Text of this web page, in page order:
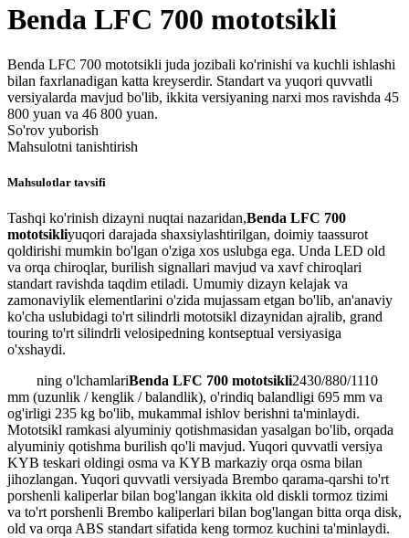
Benda LFC 700 mototsikli
Benda LFC 700 mototsikli juda jozibali ko'rinishi va kuchli ishlashi
bilan faxrlanadigan katta kreyserdir. Standart va yuqori quvvatli
versiyalarda mavjud bo'lib, ikkita versiyaning narxi mos ravishda 45
800 yuan va 46 800 yuan.
So'rov yuborish
Mahsulotni tanishtirish
Mahsulotlar tavsifi
Tashqi ko'rinish dizayni nuqtai nazaridan,Benda LFC 700
mototsikliyuqori darajada shaxsiylashtirilgan, doimiy taassurot
qoldirishi mumkin bo'lgan o'ziga xos uslubga ega. Unda LED old
va orqa chiroqlar, burilish signallari mavjud va xavf chiroqlari
standart ravishda taqdim etiladi. Umumiy dizayn kelajak va
zamonaviylik elementlarini o'zida mujassam etgan bo'lib, an'anaviy
ko'cha uslubidagi to'rt silindrli mototsikl dizaynidan ajralib, grand
touring to'rt silindrli velosipedning kontseptual versiyasiga
o'xshaydi.
ning o'lchamlariBenda LFC 700 mototsikli2430/880/1110
mm (uzunlik / kenglik / balandlik), o'rindiq balandligi 695 mm va
og'irligi 235 kg bo'lib, mukammal ishlov berishni ta'minlaydi.
Mototsikl ramkasi alyuminiy qotishmasidan yasalgan bo'lib, orqada
alyuminiy qotishma burilish qo'li mavjud. Yuqori quvvatli versiya
KYB teskari oldingi osma va KYB markaziy orqa osma bilan
jihozlangan. Yuqori quvvatli versiyada Brembo qarama-qarshi to'rt
porshenli kaliperlar bilan bog'langan ikkita old diskli tormoz tizimi
va to'rt porshenli Brembo kaliperlari bilan bog'langan bitta orqa disk,
old va orqa ABS standart sifatida keng tormoz kuchini ta'minlaydi.